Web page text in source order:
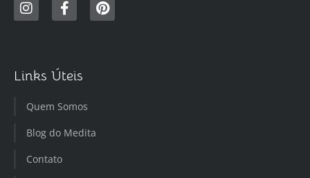
Links Úteis
Quem Somos
Blog do Medita
Contato